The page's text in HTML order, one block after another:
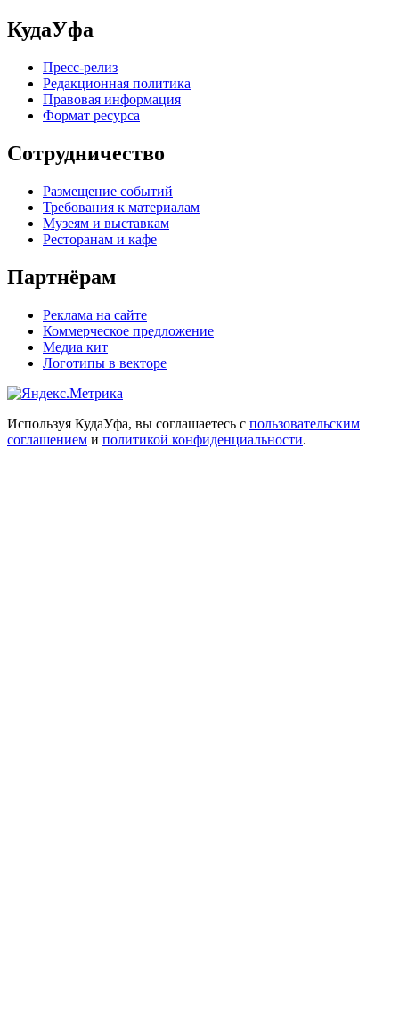
КудаУфа
Пресс-релиз
Редакционная политика
Правовая информация
Формат ресурса
Сотрудничество
Размещение событий
Требования к материалам
Музеям и выставкам
Ресторанам и кафе
Партнёрам
Реклама на сайте
Коммерческое предложение
Медиа кит
Логотипы в векторе
Используя КудаУфа, вы соглашаетесь с пользовательским
соглашением и политикой конфиденциальности.